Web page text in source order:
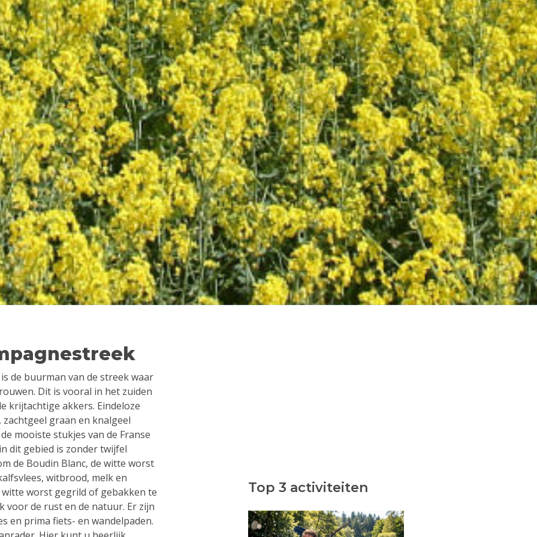
de buurman van de streek waar
Dit is vooral in het zuiden
krijtachtige akkers. Eindeloze
graan en knalgeel
mooiste stukjes van de Franse
dit gebied is zonder twijfel
de Boudin Blanc, de witte worst
witbrood, melk en
worst gegrild of gebakken te
de rust en de natuur. Er zijn
en prima fiets- en wandelpaden.
Top 3 activiteiten